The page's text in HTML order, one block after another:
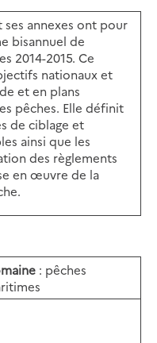
annexes ont pour
bisannuel de
2014-2015. Ce
nationaux et
et en plans
pêches. Elle définit
de ciblage et
ainsi que les
des règlements
en œuvre de la
: pêches